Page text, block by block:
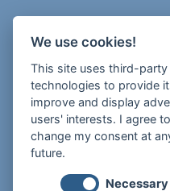
Die Freiheit 2
34117 Kassel
Newsletter abonnieren
info@apph-
We use cookies!
This site uses third-
technologies to provide
improve and display
users' interests. I agree
change my consent at
future.
Necessary